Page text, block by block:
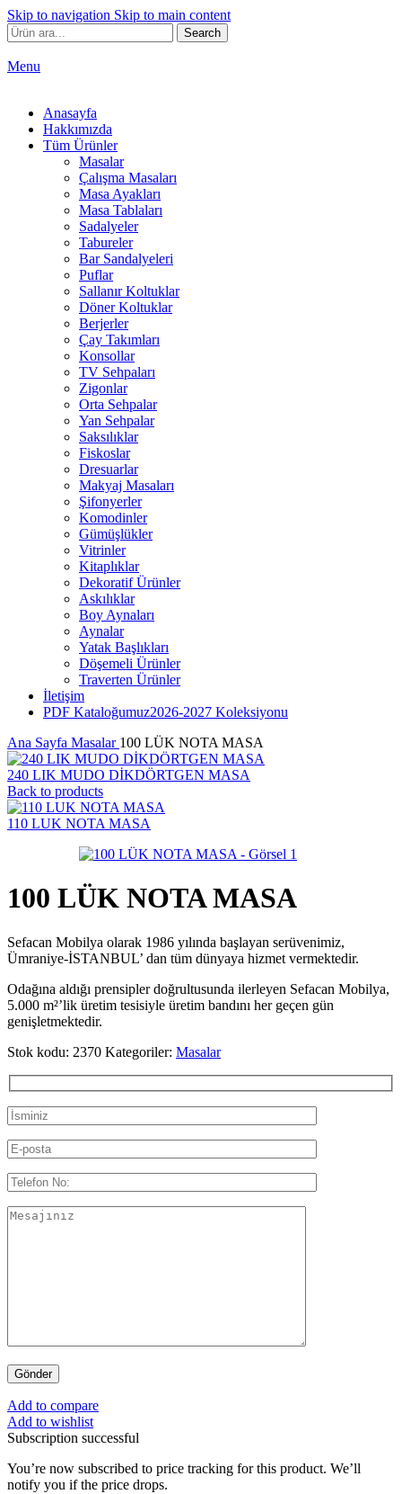
Skip to navigation Skip to main content
Search
Menu
Anasayfa
Hakkımızda
Tüm Ürünler
Masalar
Çalışma Masaları
Masa Ayakları
Masa Tablaları
Sadalyeler
Tabureler
Bar Sandalyeleri
Puflar
Sallanır Koltuklar
Döner Koltuklar
Berjerler
Çay Takımları
Konsollar
TV Sehpaları
Zigonlar
Orta Sehpalar
Yan Sehpalar
Saksılıklar
Fiskoslar
Dresuarlar
Makyaj Masaları
Şifonyerler
Komodinler
Gümüşlükler
Vitrinler
Kitaplıklar
Dekoratif Ürünler
Askılıklar
Boy Aynaları
Aynalar
Yatak Başlıkları
Döşemeli Ürünler
Traverten Ürünler
İletişim
PDF Kataloğumuz2026-2027 Koleksiyonu
Ana Sayfa Masalar 100 LÜK NOTA MASA
240 LIK MUDO DİKDÖRTGEN MASA
Back to products
110 LUK NOTA MASA
100 LÜK NOTA MASA
Sefacan Mobilya olarak 1986 yılında başlayan serüvenimiz,
Ümraniye-İSTANBUL’ dan tüm dünyaya hizmet vermektedir.
Odağına aldığı prensipler doğrultusunda ilerleyen Sefacan Mobilya,
5.000 m²’lik üretim tesisiyle üretim bandını her geçen gün
genişletmektedir.
Stok kodu: 2370 Kategoriler: Masalar
Add to compare
Add to wishlist
Subscription successful
You’re now subscribed to price tracking for this product. We’ll
notify you if the price drops.